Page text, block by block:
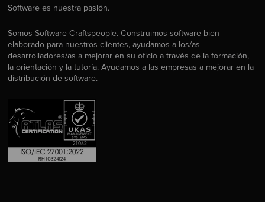
Software es nuestra pasión.
Somos Software Craftspeople. Construimos software bien
elaborado para nuestros clientes, ayudamos a los/as
desarrolladores/as a mejorar en su oficio a través de la formación,
la orientación y la tutoría. Ayudamos a las empresas a mejorar en la
distribución de software.